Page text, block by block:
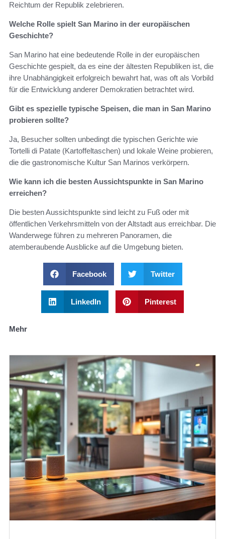
Reichtum der Republik zelebrieren.
Welche Rolle spielt San Marino in der europäischen
Geschichte?
San Marino hat eine bedeutende Rolle in der europäischen
Geschichte gespielt, da es eine der ältesten Republiken ist, die
ihre Unabhängigkeit erfolgreich bewahrt hat, was oft als Vorbild
für die Entwicklung anderer Demokratien betrachtet wird.
Gibt es spezielle typische Speisen, die man in San Marino
probieren sollte?
Ja, Besucher sollten unbedingt die typischen Gerichte wie
Tortelli di Patate (Kartoffeltaschen) und lokale Weine probieren,
die die gastronomische Kultur San Marinos verkörpern.
Wie kann ich die besten Aussichtspunkte in San Marino
erreichen?
Die besten Aussichtspunkte sind leicht zu Fuß oder mit
öffentlichen Verkehrsmitteln von der Altstadt aus erreichbar. Die
Wanderwege führen zu mehreren Panoramen, die
atemberaubende Ausblicke auf die Umgebung bieten.
Facebook Twitter
LinkedIn Pinterest
Mehr